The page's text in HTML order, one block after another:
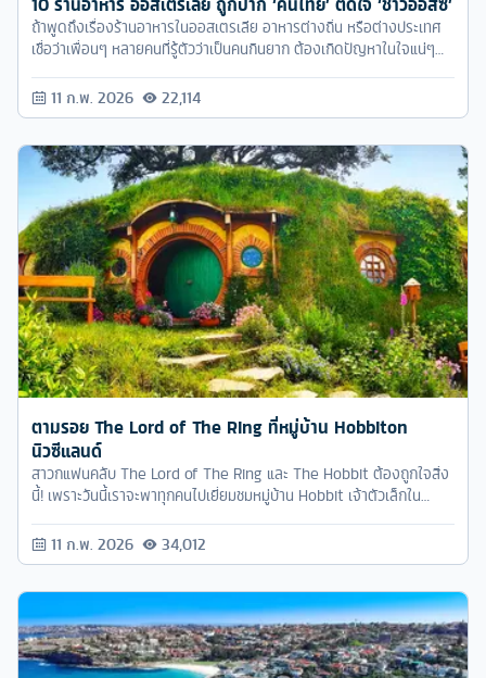
ถ้าพูดถึงเรื่องร้านอาหารในออสเตรเลีย อาหารต่างถิ่น หรือต่างประเทศ
เชื่อว่าเพื่อนๆ หลายคนที่รู้ตัวว่าเป็นคนกินยาก ต้องเกิดปัญหาในใจแน่ๆ
จะแตกต่างจากบ้านเราพอสมควร ดีไม่ดีเดินสุ่มสี่สุ่มห้า เจอร้านไหนก็แวะ
อาจจะต้องเสียค่าอาหารไปฟรีๆ แลกกับรสชาติอาหารที่ทานแทบไม่ได้
11 ก.พ. 2026 22,114
ตามรอย The Lord of The Ring ที่หมู่บ้าน Hobbiton
นิวซีแลนด์
สาวกแฟนคลับ The Lord of The Ring และ The Hobbit ต้องถูกใจสิ่ง
นี้! เพราะวันนี้เราจะพาทุกคนไปเยี่ยมชมหมู่บ้าน Hobbit เจ้าตัวเล็กใน
ได้เป็นแค่ฉากในหนังเท่านั้น เพราะเขายังเปิดให้นักท่องเที่ยวได้เข้าชม แถม
ยังมีร้านอาหารขายกันจริงๆ ในหมู่บ้านฮอบบิทอีกด้วย
11 ก.พ. 2026 34,012